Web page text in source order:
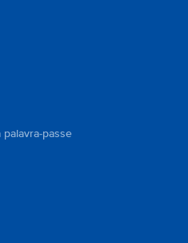
palavra-passe